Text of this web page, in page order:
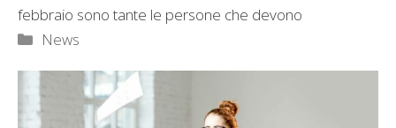
febbraio sono tante le persone che devono
Categorie
News